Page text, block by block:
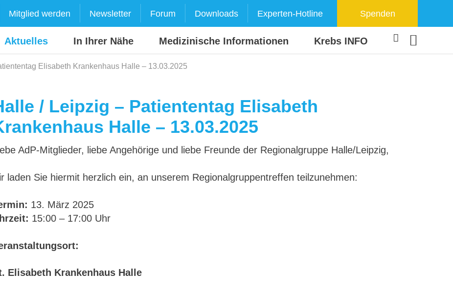
Mitglied werden Newsletter Forum Downloads Experten-Hotline Spenden
Aktuelles In Ihrer Nähe Medizinische Informationen Krebs INFO
Elisabeth Krankenhaus Halle – 13.03.2025
/ Leipzig – Patiententag Elisabeth
Halle – 13.03.2025
AdP-Mitglieder, liebe Angehörige und liebe Freunde der Regionalgruppe Halle/Leipzig,
laden Sie hiermit herzlich ein, an unserem Regionalgruppentreffen teilzunehmen:
13. März 2025
15:00 – 17:00 Uhr
Elisabeth Krankenhaus Halle